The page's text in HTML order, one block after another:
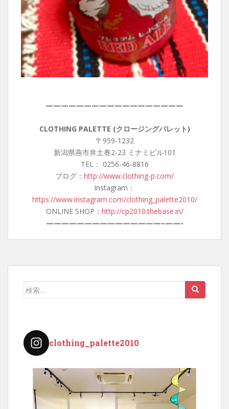
——————————————————
CLOTHING PALETTE (クロージングパレット)
〒959-1232
新潟県燕市井土巻2-23 ミナミビル101
TEL： 0256-46-8816
ブログ： http://www.clothing-p.com/
Instagram：
https://www.instagram.com/clothing_palette2010/
ONLINE SHOP： http://cp2010.thebase.in/
———————————————–——-
検
clothing_palette2010